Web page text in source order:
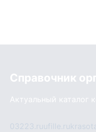
Справочник
Актуальный каталог
03223.ruufille.ru